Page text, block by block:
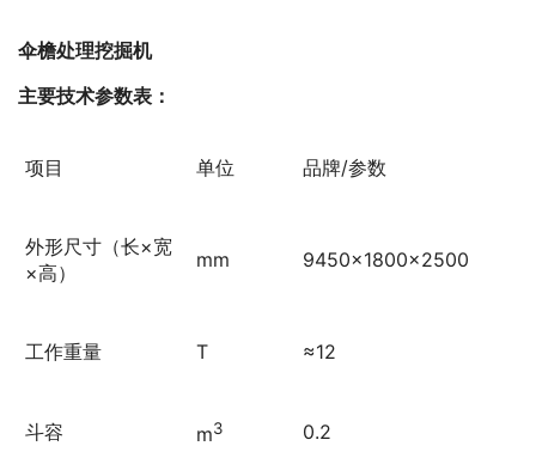
伞檐处理挖掘机
主要技术参数表 ：
项目 单位 品牌/参数
外形尺寸（长×宽
×高）
mm 9450×1800×2500
工作重量 T ≈12
斗容 m3 0.2